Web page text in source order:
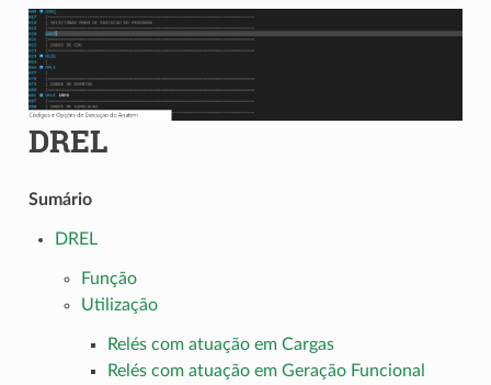
DREL
Sumário
DREL
Função
Utilização
Relés com atuação em Cargas
Relés com atuação em Geração Funcional